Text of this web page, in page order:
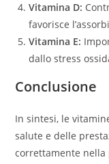
Vitamina D:
favorisce
Vitamina E:
dallo stress
Conclusione
In sintesi, le
salute e delle
correttamente